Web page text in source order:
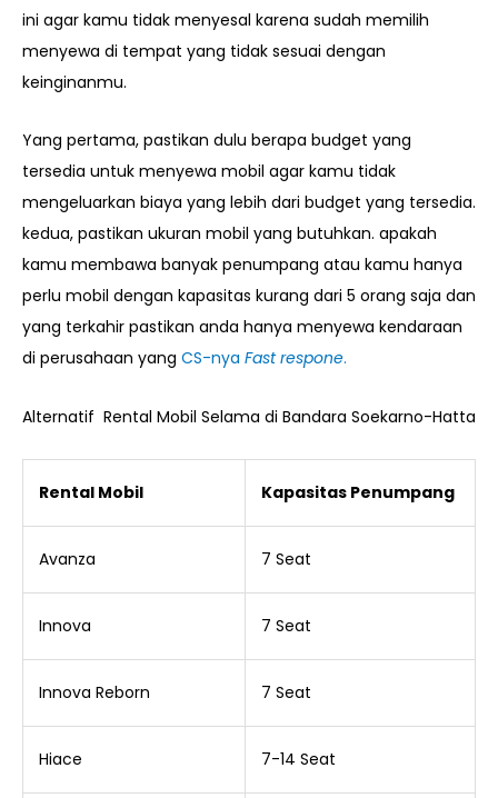
ini agar kamu tidak menyesal karena sudah memilih
menyewa di tempat yang tidak sesuai dengan
keinginanmu.
Yang pertama, pastikan dulu berapa budget yang
tersedia untuk menyewa mobil agar kamu tidak
mengeluarkan biaya yang lebih dari budget yang tersedia.
kedua, pastikan ukuran mobil yang butuhkan. apakah
kamu membawa banyak penumpang atau kamu hanya
perlu mobil dengan kapasitas kurang dari 5 orang saja dan
yang terkahir pastikan anda hanya menyewa kendaraan
di perusahaan yang CS-nya Fast respone.
Alternatif Rental Mobil Selama di Bandara Soekarno-Hatta
Rental Mobil Kapasitas Penumpang
Avanza 7 Seat
Innova 7 Seat
Innova Reborn 7 Seat
Hiace 7-14 Seat